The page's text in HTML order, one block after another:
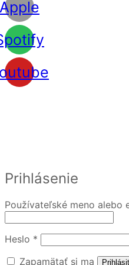
Apple
Prihlásenie
Používateľské meno alebo
Heslo *
Zapamätať si ma